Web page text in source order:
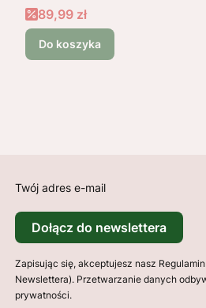
Cena promocyjna
89,99 zł
Do koszyka
Twój adres e-mail
Dołącz do newslettera
Zapisując się, akceptujesz nasz
Newslettera). Przetwarzanie danych
prywatności.